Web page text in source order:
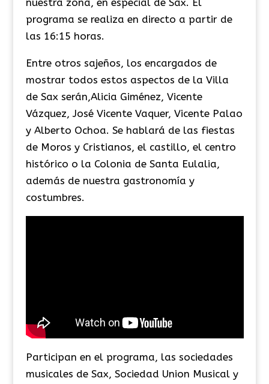
programa se realiza en directo a partir de
las 16:15 horas.
Entre otros sajeños, los encargados de
mostrar todos estos aspectos de la Villa
de Sax serán,Alicia Giménez, Vicente
Vázquez, José Vicente Vaquer, Vicente Palao
y Alberto Ochoa. Se hablará de las fiestas
de Moros y Cristianos, el castillo, el centro
histórico o la Colonia de Santa Eulalia,
además de nuestra gastronomía y
costumbres.
Participan en el programa, las sociedades
musicales de Sax, Sociedad Union Musical y